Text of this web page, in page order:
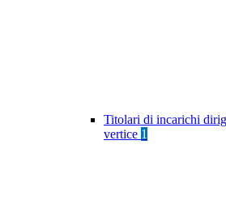
Titolari di incarichi
vertice 1